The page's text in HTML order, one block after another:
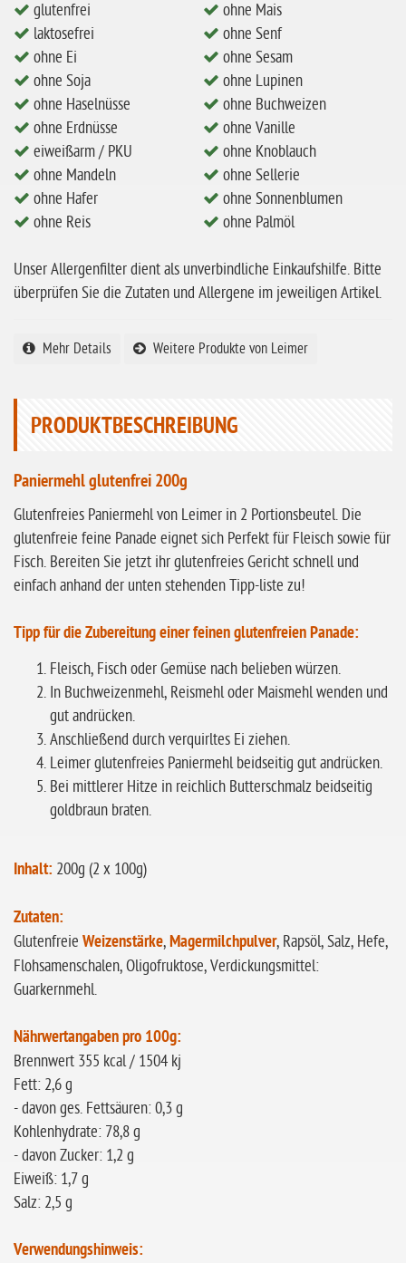
eiweißarm / PKU
ohne Mandeln
ohne Milch
ohne Hafer
ohne Zuckerzusatz
ohne Reis
ohne Mais
ohne Sesam
ohne Guarkernmehl
ohne Sellerie
glutenfrei
ohne
Sonnenblumen
ohne Palmöl
glutenfrei
laktosefrei
ohne Ei
ohne Soja
ohne Haselnüsse
ohne Erdnüsse
eiweißarm / PKU
ohne Mandeln
ohne Hafer
ohne Reis
ohne Mais
ohne Senf
ohne Sesam
ohne Lupinen
ohne Buchweizen
ohne Vanille
ohne Knoblauch
ohne Sellerie
ohne Sonnenblumen
ohne Palmöl
Unser Allergenfilter dient als unverbindliche Einkaufshilfe. Bitte
überprüfen Sie die Zutaten und Allergene im jeweiligen Artikel.
Mehr Details Weitere Produkte von Leimer
PRODUKTBESCHREIBUNG
Paniermehl glutenfrei 200g
Glutenfreies Paniermehl von Leimer in 2 Portionsbeutel. Die
glutenfreie feine Panade eignet sich Perfekt für Fleisch sowie für
Fisch. Bereiten Sie jetzt ihr glutenfreies Gericht schnell und
einfach anhand der unten stehenden Tipp-liste zu!
Tipp für die Zubereitung einer feinen glutenfreien Panade:
Fleisch, Fisch oder Gemüse nach belieben würzen.
In Buchweizenmehl, Reismehl oder Maismehl wenden und
gut andrücken.
Anschließend durch verquirltes Ei ziehen.
Leimer glutenfreies Paniermehl beidseitig gut andrücken.
Bei mittlerer Hitze in reichlich Butterschmalz beidseitig
goldbraun braten.
Inhalt: 200g (2 x 100g)
Zutaten:
Glutenfreie Weizenstärke,Magermilchpulver, Rapsöl, Salz, Hefe,
Flohsamenschalen, Oligofruktose, Verdickungsmittel:
Guarkernmehl.
Nährwertangaben pro 100g:
Brennwert 355 kcal / 1504 kj
Fett: 2,6 g
- davon ges. Fettsäuren: 0,3 g
Kohlenhydrate: 78,8 g
- davon Zucker: 1,2 g
Eiweiß: 1,7 g
Salz: 2,5 g
Verwendungshinweis: